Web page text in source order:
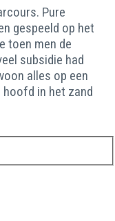
Pure
gespeeld op het
toen men de
subsidie had
alles op een
hoofd in het zand